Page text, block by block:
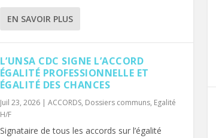
EN SAVOIR PLUS
L’UNSA CDC SIGNE L’ACCORD
ÉGALITÉ PROFESSIONNELLE ET
ÉGALITÉ DES CHANCES
Juil 23, 2026| ACCORDS, Dossiers communs, Egalité
H/F
Signataire de tous les accords sur l’égalité